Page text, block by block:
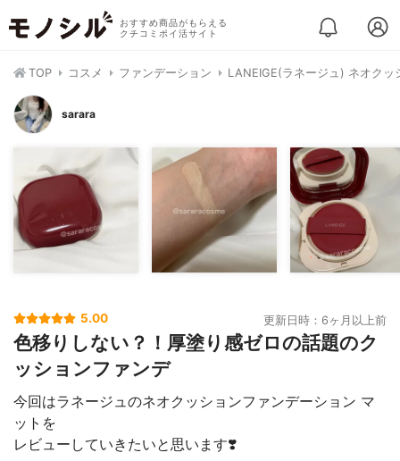
おすすめ商品がもらえる
クチコミポイ活サイト
TOP コスメ ファンデーション LANEIGE(ラネージュ) ネオクッ
sarara
5.00 更新日時：6ヶ月以上前
色移りしない？！厚塗り感ゼロの話題のク
ッションファンデ
今回はラネージュのネオクッションファンデーション マ
ットを
レビューしていきたいと思います❣️